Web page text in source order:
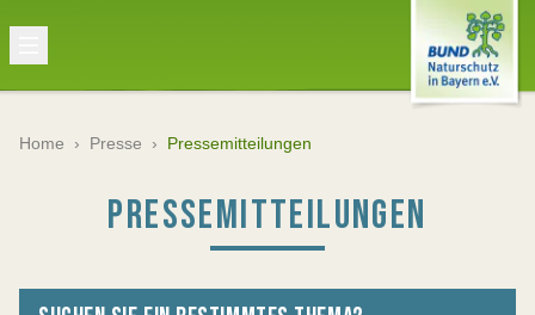
Home › Presse › Pressemitteilungen
PRESSEMITTEILUNGEN